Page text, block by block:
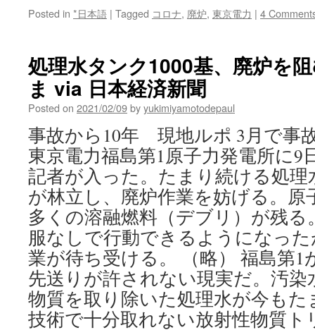
Posted in *日本語 | Tagged コロナ, 廃炉, 東京電力 | 4
処理水タンク1000基、廃炉を
ま via 日本経済新聞
Posted on 2021/02/09byyukimiyamotodepaul
事故から10年 現地ルポ 3月で事
東京電力福島第1原子力発電所に9
記者が入った。たまり続ける処
が林立し、廃炉作業を妨げる。原
多くの溶融燃料（デブリ）が残る
服なしで行動できるようになっ
業が待ち受ける。 （略） 福島第
先送りが許されない現実だ。汚
物質を取り除いた処理水が今も
技術で十分取れない放射性物質